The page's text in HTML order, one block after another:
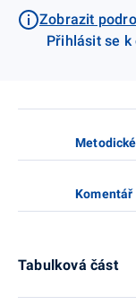
Zobrazit
Přihlásit se
Komentář
Tabulková část